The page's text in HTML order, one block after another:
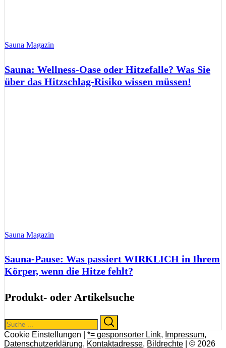
Sauna Magazin
Sauna: Wellness-Oase oder Hitzefalle? Was Sie
über das Hitzschlag-Risiko wissen müssen!
Sauna Magazin
Sauna-Pause: Was passiert WIRKLICH in Ihrem
Körper, wenn die Hitze fehlt?
Produkt- oder Artikelsuche
Search
for:
Cookie Einstellungen | *= gesponsorter Link, Impressum,
Datenschutzerklärung, Kontaktadresse, Bildrechte | © 2026